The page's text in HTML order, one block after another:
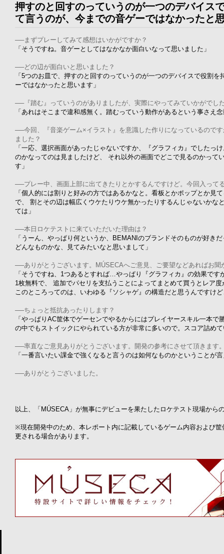
押すのと回すのっていうのが一つのデバイス
て言うのが、今までの音ゲーではなかったと
──まずプレーしてみて感想はいかがですか？
「そうですね。音ゲーとしてはなかなか面白いなって思いました」
──どの辺が面白いと思いました？
「5つのお皿で、押すのと回すのっていうのが一つのデバイスで役割
ーではなかったと思います」
──『踏む』っていうのがありましたが、実際にやってみていかがでし
「あれはそこまで違和感無く。踏むっていう動作があるという事さえ
──今回、『音楽ゲーム×イラスト』を意識した作りになっているので
ました？
「一応、選択画面があったじゃないですか、『グラフィカ』でしたっ
のかなってのは見ましたけど、 それ以外の画面でどこで見るのかって
す」
──プレー中、画面上部に出てきたりとかするんですけど。今回入って
「個人的には割りと好みの方ではあるかなと。看板とかポップとか見
で、 割とその辺は幅広くウケたりウケ無かったりするんじゃないかな
ては」
──本日ロケテストに来ていただいた理由は？
「うーん、やっぱり何というか、BEMANIのブランドそのものが好き
どんなものかな、見てみたいなと思いまして」
──ありがとうございます。MÚSECAへご意見、ご要望などあればお聞
「そうですね、1つあるとすれば…やっぱり『グラフィカ』の効果で
1枚無料で、 追加でパセリを支払うことによってまとめて買うとレア
このところってのは、いわゆる『ソシャゲ』の構造だと思うんですけ
──ちょっと抵抗あったりします？
「やっぱりAC筐体でゲーセンでやるからにはプレイヤースキル一本
の中でもストイックにやられている方が非常に多いので。スコア詰め
──率直なご意見ありがとうございます。開発の参考にさせて頂きます
「一番言いたい課金で強くなると言うのは如何なものかということが
──ありがとうございました。
以上、「MÚSECA」が無事にデビューを果たしたロケテスト現場から
※現在開発中のため、本レポート内に記載しているゲーム内容および
更される場合があります。